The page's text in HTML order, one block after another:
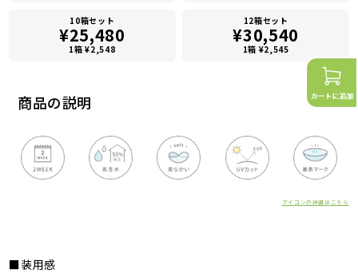
商品の説明
アイコンの詳細はこちら
■装用感
10箱セット
¥25,480
1箱 ¥2,548
12箱セット
¥30,540
1箱 ¥2,545